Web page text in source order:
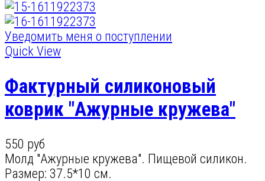
Уведомить меня о поступлении
Quick View
Фактурный силиконовый
коврик "Ажурные кружева"
550 руб
Молд "Ажурные кружева". Пищевой силикон.
Размер: 37.5*10 см.